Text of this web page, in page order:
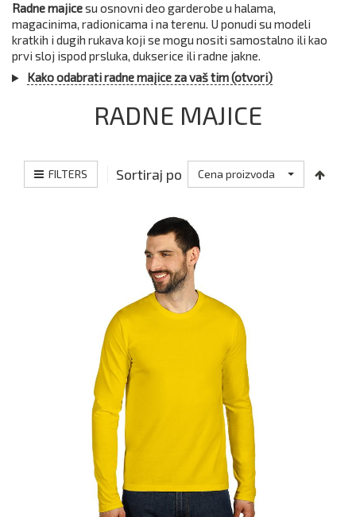
Radne majicesu osnovni deo garderobe u halama,
magacinima, radionicama i na terenu. U ponudi su modeli
kratkih i dugih rukava koji se mogu nositi samostalno ili kao
prvi sloj ispod prsluka, dukserice ili radne jakne.
Kako odabrati radne majice za vaš tim (otvori)
RADNE MAJICE
FILTERS Sortiraj po Cena proizvoda